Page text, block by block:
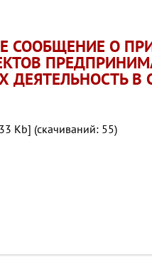
СООБЩЕНИЕ О
В
Kb] (cкачиваний: 55)